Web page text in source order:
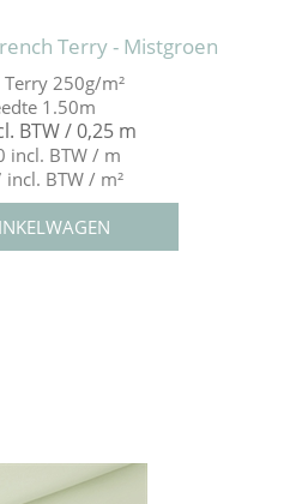
Terry - Mistgroen
Terry 250g/m²
1.50m
BTW / 0,25 m
incl. BTW / m
BTW / m²